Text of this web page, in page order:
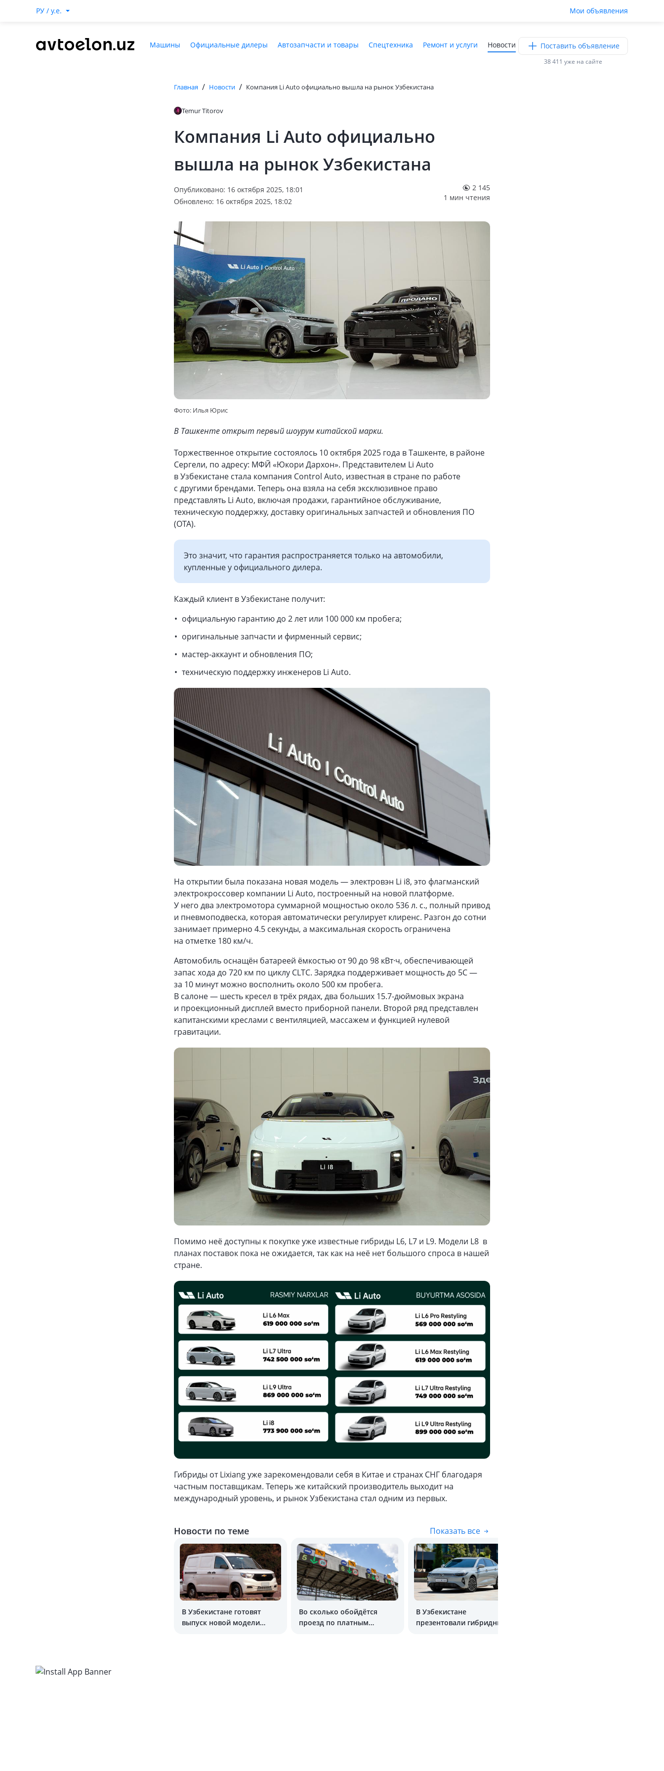
РУ / y.e. Мои объявления
Машины Официальные дилеры Автозапчасти и товары Спецтехника Ремонт и услуги Новости Поставить объявление
38 411 уже на сайте
Главная / Новости / Компания Li Auto официально вышла на рынок Узбекистана
Temur Titorov
Компания Li Auto официально
вышла на рынок Узбекистана
Опубликовано: 16 октября 2025, 18:01
Обновлено: 16 октября 2025, 18:02
2 145
1 мин чтения
Фото: Илья Юрис
В Ташкенте открыт первый шоурум китайской марки.
Торжественное открытие состоялось 10 октября 2025 года в Ташкенте, в районе
Сергели, по адресу: МФЙ «Юкори Дархон». Представителем Li Auto
в Узбекистане стала компания Control Auto, известная в стране по работе
с другими брендами. Теперь она взяла на себя эксклюзивное право
представлять Li Auto, включая продажи, гарантийное обслуживание,
техническую поддержку, доставку оригинальных запчастей и обновления ПО
(OTA).
Это значит, что гарантия распространяется только на автомобили,
купленные у официального дилера.
Каждый клиент в Узбекистане получит:
официальную гарантию до 2 лет или 100 000 км пробега;
оригинальные запчасти и фирменный сервис;
мастер-аккаунт и обновления ПО;
техническую поддержку инженеров Li Auto.
На открытии была показана новая модель — электровэн Li i8, это флагманский
электрокроссовер компании Li Auto, построенный на новой платформе.
У него два электромотора суммарной мощностью около 536 л. с., полный привод
и пневмоподвеска, которая автоматически регулирует клиренс. Разгон до сотни
занимает примерно 4.5 секунды, а максимальная скорость ограничена
на отметке 180 км/ч.
Автомобиль оснащён батареей ёмкостью от 90 до 98 кВт·ч, обеспечивающей
запас хода до 720 км по циклу CLTC. Зарядка поддерживает мощность до 5C —
за 10 минут можно восполнить около 500 км пробега.
В салоне — шесть кресел в трёх рядах, два больших 15.7-дюймовых экрана
и проекционный дисплей вместо приборной панели. Второй ряд представлен
капитанскими креслами с вентиляцией, массажем и функцией нулевой
гравитации.
Помимо неё доступны к покупке уже известные гибриды L6, L7 и L9. Модели L8 в
планах поставок пока не ожидается, так как на неё нет большого спроса в нашей
стране.
Гибриды от Lixiang уже зарекомендовали себя в Китае и странах СНГ благодаря
частным поставщикам. Теперь же китайский производитель выходит на
международный уровень, и рынок Узбекистана стал одним из первых.
Новости по теме Показать все
В Узбекистане готовят
выпуск новой модели
Во сколько обойдётся
проезд по платным
В Узбекистане
презентовали гибридный